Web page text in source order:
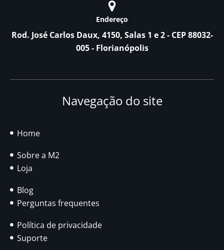
Endereço
Rod. José Carlos Daux, 4150, Salas 1 e 2 - CEP 88032-
005 - Florianópolis
Navegação do site
Home
Sobre a M2
Loja
Blog
Perguntas frequentes
Política de privacidade
Suporte